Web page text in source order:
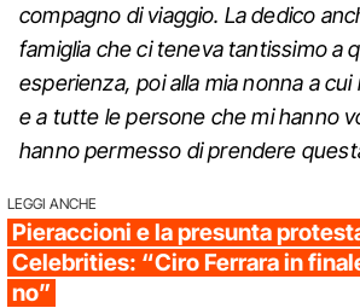
compagno di viaggio. La dedico
famiglia che ci teneva tantissimo a
esperienza, poi alla mia nonna a
e a tutte le persone che mi hanno
hanno permesso di prendere
LEGGI ANCHE
Pieraccioni e la presunta
Celebrities: “Ciro Ferrara in
no”